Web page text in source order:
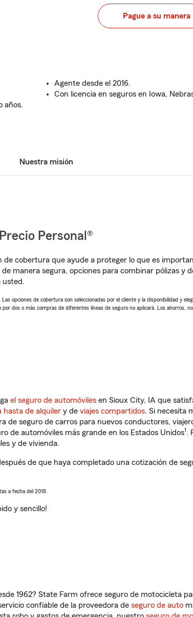
Pague a su manera
años.
Agente desde el 2016.
Con licencia en seguros en Iowa,
Nuestra misión
Personal®
cobertura que ayude a proteger lo que es
manera segura, opciones para combinar pólizas y
usted.
opciones de cobertura son seleccionadas por el cliente y la disponibilidad y
dos o más compras de diferentes líneas de seguro no aplicará. Los ahorros,
el seguro de automóviles en Sioux City, IA que
hasta de alquiler y de viajes compartidos. Si necesita
seguro de carros para nuevos conductores,
de automóviles más grande en los Estados Unidos1.
y de vivienda.
de que haya completado una cotización de
a fecha del 2018.
y sencillo!
1962? State Farm ofrece seguro de motocicleta
confiable de la proveedora de seguro de auto